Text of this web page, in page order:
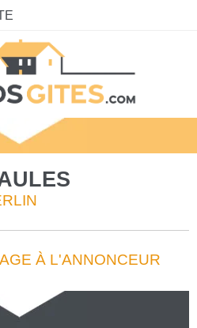
À L'ANNONCEUR